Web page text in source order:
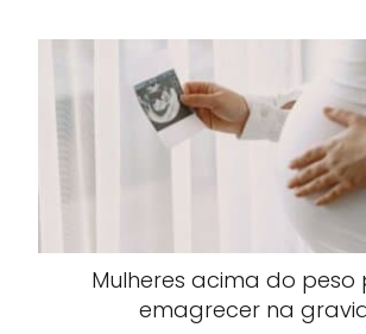
Mulheres acima do peso
emagrecer na